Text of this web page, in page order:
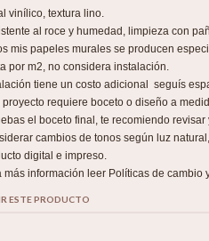
vinílico, textura lino.
al roce y humedad, limpieza con
mis papeles murales se producen
por m2, no considera instalación.
tiene un costo adicional seguís
proyecto requiere boceto o diseño a
el boceto final, te recomiendo
cambios de tonos según luz
digital e impreso.
más información leer Políticas de cambio
ESTE PRODUCTO